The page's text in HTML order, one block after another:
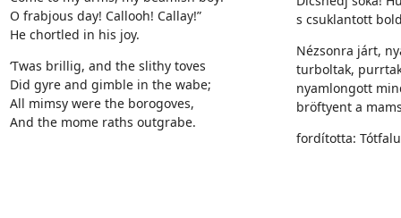
O frabjous day! Callooh! Callay!”
He chortled in his joy.
‘Twas brillig, and the slithy toves
Did gyre and gimble in the wabe;
All mimsy were the borogoves,
And the mome raths outgrabe.
s csuklantott
Nézsonra járt,
turboltak,
nyamlongott
bröftyent a
fordította: